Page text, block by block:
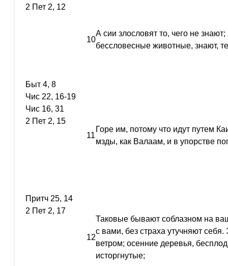
2 Пет 2, 12
10
А сии злословят то, чего не
бессловесные животные, знают,
Быт 4, 8
Чис 22, 16-19
Чис 16, 31
2 Пет 2, 15
11
Горе им, потому что идут путем
мзды, как Валаам, и в упорстве
Притч 25, 14
2 Пет 2, 17
12
Таковые бывают соблазном на
с вами, без страха утучняют
ветром; осенние деревья,
исторгнутые;